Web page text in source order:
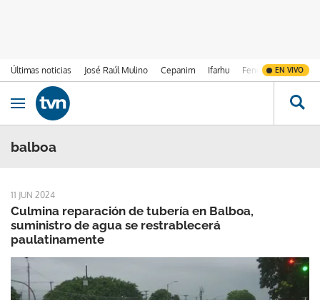
Últimas noticias José Raúl Mulino Cepanim Ifarhu Fenómeno de El
EN VIVO
Ir al contenido
Obrir navegació
balboa
11 JUN 2024
Culmina reparación de tubería en Balboa,
suministro de agua se restrablecerá
paulatinamente